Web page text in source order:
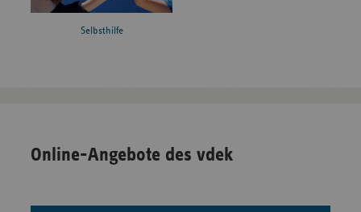
Selbsthilfe
Online-Angebote des vdek